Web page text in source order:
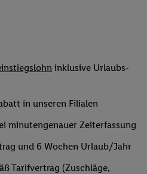
inklusive Urlaubs-
in unseren Filialen
minutengenauer Zeiterfassung
und 6 Wochen Urlaub/Jahr
Tarifvertrag (Zuschläge,